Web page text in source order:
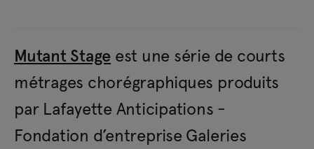
Mutant Stage est une série de courts
métrages chorégraphiques produits
par Lafayette Anticipations -
Fondation d’entreprise Galeries